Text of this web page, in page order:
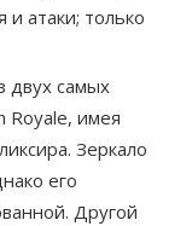
атаки; только
двух самых
Royale, имея
Зеркало
его
Другой